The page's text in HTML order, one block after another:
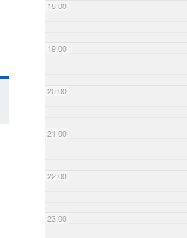
18:00
19:00
20:00
21:00
22:00
23:00